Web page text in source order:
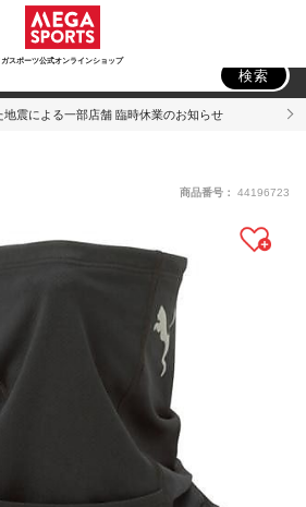
ガスポーツ公式オンラインショップ
ドア
検索
地震による一部店舗 臨時休業のお知らせ
商品番号： 44196723